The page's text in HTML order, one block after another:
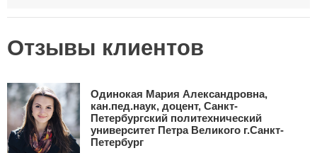
Отзывы клиентов
Одинокая Мария Александровна,
кан.пед.наук, доцент, Санкт-
Петербургский политехнический
университет Петра Великого г.Санкт-
Петербург